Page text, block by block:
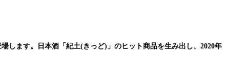
します。日本酒「紀土(きっど)」のヒット商品を生み出し、2020年